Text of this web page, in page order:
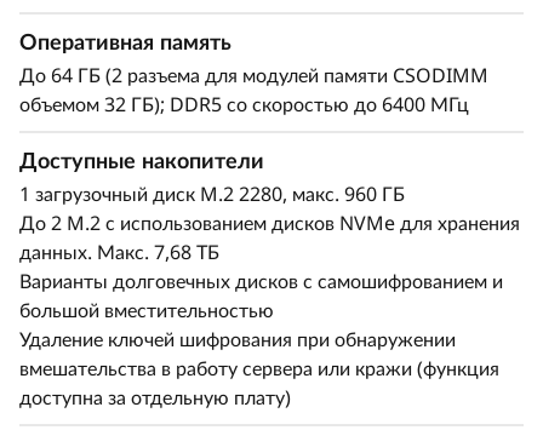
Оперативная память
До 64 ГБ (2 разъема для модулей памяти CSODIMM
объемом 32 ГБ); DDR5 со скоростью до 6400 МГц
Доступные накопители
1 загрузочный диск M.2 2280, макс. 960 ГБ
До 2 M.2 с использованием дисков NVMe для хранения
данных. Макс. 7,68 ТБ
Варианты долговечных дисков с самошифрованием и
большой вместительностью
Удаление ключей шифрования при обнаружении
вмешательства в работу сервера или кражи (функция
доступна за отдельную плату)